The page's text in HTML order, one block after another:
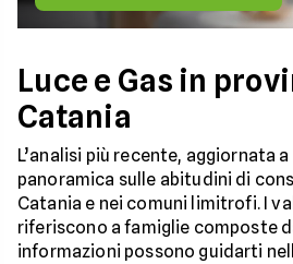
Luce e Gas in
Catania
L’analisi più recente, aggiornata
panoramica sulle abitudini di
Catania e nei comuni limitrofi. I
riferiscono a famiglie composte
informazioni possono guidarti